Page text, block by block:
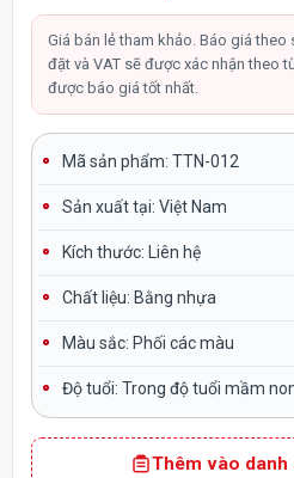
Giá bán lẻ tham khảo. Báo giá theo
đặt và VAT sẽ được xác nhận theo
được báo giá tốt nhất.
Mã sản phẩm: TTN-012
Sản xuất tại: Việt Nam
Kích thước: Liên hệ
Chất liệu: Bằng nhựa
Màu sắc: Phối các màu
Độ tuổi: Trong độ tuổi mầm
Thêm vào